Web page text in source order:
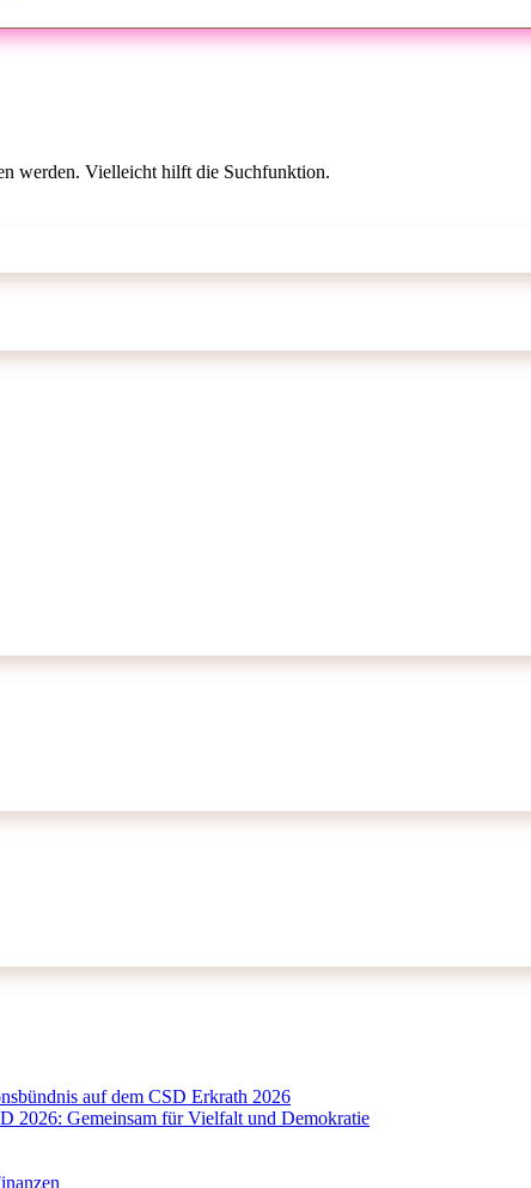
werden. Vielleicht hilft die Suchfunktion.
auf dem CSD Erkrath 2026
2026: Gemeinsam für Vielfalt und Demokratie